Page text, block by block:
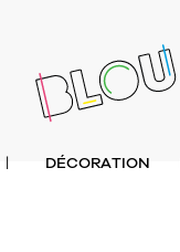
DÉCORATION